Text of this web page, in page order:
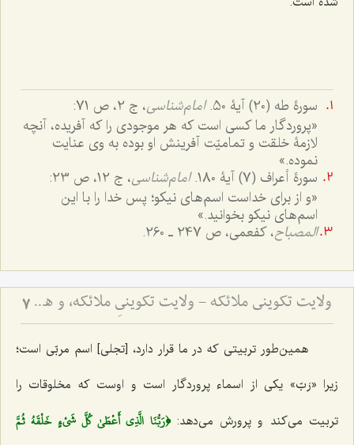
سورۀ طه (20) آیۀ 50. امام‌شناسی، ج 2، ص 71:
«پروردگار ما کسی است که هر موجودی را که آفریده، آنچه
لازمۀ خلقت و تمامیّت آفرینش او بوده به وی عنایت
نموده.»
سورۀ أعراف (7) آیۀ 180.
امام‌شناسی، ج 12، ص 23:
«و از برای خداست اسم‌های نیکو؛ پس خدا را با این
اسم‌های نیکو بخوانید.»
المصباح، کفعمی، ص 247 ـ 260.
ولایت تکوینی ملائکه - ولایت تکوینیِ ملائکه، و همانندیِ انسان و جن و شیطان با ملائکه، در استفاده از اسماء و صفات الهی 7
همین‌طور تربیتی که در ما قرار دارد، [تجلی] اسم مربّی است؛
زیرا «رَبّ» یکی از اسماء پروردگار است و اوست که مخلوقات را
تربیت می‌کند و پرورش می‌دهد:﴿رَبُّنَا الَّذِي أَعْطَىٰ كُلَّ شَيْءٍ خَلْقَهُ ثُمَّ